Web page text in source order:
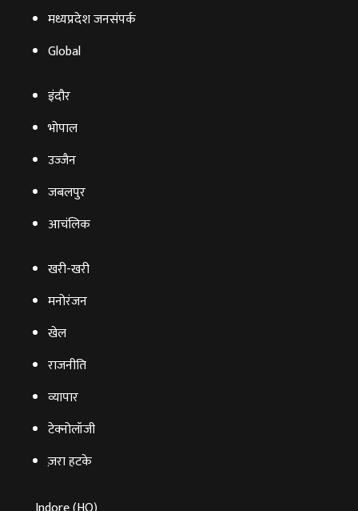
मध्यप्रदेश जनसंपर्क
Global
इंदौर
भोपाल
उज्‍जैन
जबलपुर
आचंलिक
खरी-खरी
मनोरंजन
खेल
राजनीति
व्‍यापार
टेक्‍नोलॉजी
ज़रा हटके